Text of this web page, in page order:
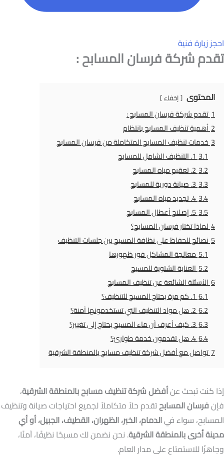
احجز زيارة فنية
تقدم شركة فرسان المسابح :
المحتوى إخفاء
1تقدم شركة فرسان المسابح :
2أهمية تنظيف المسابح بانتظام
3خدمات تنظيف المسابح المتكاملة من فرسان المسابح
3.11. التنظيف الشامل للمسابح
3.22. تعقيم مياه المسابح
3.33. صيانة دورية للمسابح
3.44. تجديد مياه المسابح
3.55. إصلاح أعطال المسابح
4لماذا تختار فرسان المسابح؟
5نصائح للحفاظ على نظافة المسبح بين جلسات التنظيف
5.1معالجة المشاكل فور ظهورها
5.2العناية الشتوية للمسبح
6الأسئلة الشائعة عن تنظيف المسابح
6.11. كم مرة يحتاج المسبح للتنظيف؟
6.22. هل مواد التنظيف التي تستخدمونها آمنة؟
6.33. كيف أعرف أن ماء المسبح يحتاج إلى تغيير؟
6.44. هل تقدمون خدمة طوارئ؟
7تواصل مع أفضل شركة تنظيف مسابح بالمنطقة الشرقية
إذا كنت تبحث عنأفضل شركة تنظيف مسابح بالمنطقة الشرقية،
فإنفرسان المسابحتقدم حلاً متكاملاً لجميع احتياجات صيانة وتنظيف
المسابح، سواء فيالدمام، الخبر، الظهران، القطيف، الجبيل، أو أي
مدينة أخرى بالمنطقة الشرقية. نحن نضمن لك مسبحًا نظيفًا، آمنًا،
وجاهزًا للاستمتاع على مدار العام.